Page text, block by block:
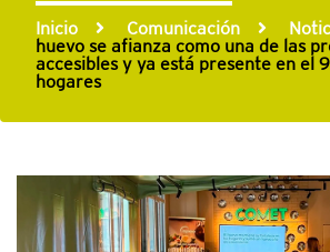
Inicio Comunicación
huevo se afianza como una de las
accesibles y ya está presente en el
hogares